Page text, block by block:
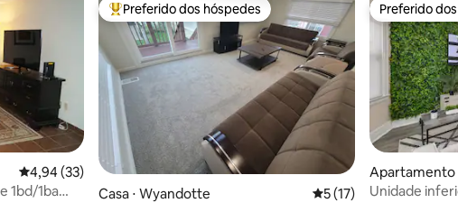
4,94 de uma avaliação média de 5, 33 avaliações
4,94 (33)
1bd/1ba
Entre os melhores preferidos dos hóspedes
Preferido dos hóspedes
Casa ⋅ Wyandotte 5 de uma avaliação
5 (17)
Preferido
Preferido
Apartamento
Unidade